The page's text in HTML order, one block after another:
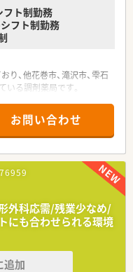
ト制勤務
フト制勤務
り、他花巻市、滝沢市、雫石
る調剤薬局です。
ので腰を据えて働ける環境
シュ休暇制度、永年勤続表
います。子育てと両立して
バックアップもしっかりし
間関係で悩まない環境づく
て店舗異動もあり、様々な
です！
お問い合わせ
外科応需/残業少なめ/
にも合わせられる環境
追加